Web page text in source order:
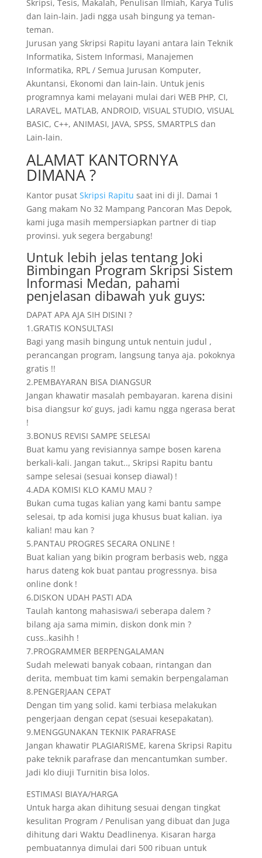
Skripsi, Tesis, Makalah, Penulisan Ilmiah, Karya Tulis
dan lain-lain. Jadi ngga usah bingung ya teman-
teman.
Jurusan yang Skripsi Rapitu layani antara lain Teknik
Informatika, Sistem Informasi, Manajemen
Informatika, RPL / Semua Jurusan Komputer,
Akuntansi, Ekonomi dan lain-lain. Untuk jenis
programnya kami melayani mulai dari WEB PHP, CI,
LARAVEL, MATLAB, ANDROID, VISUAL STUDIO, VISUAL
BASIC, C++, ANIMASI, JAVA, SPSS, SMARTPLS dan
Lain-lain.
ALAMAT KANTORNYA
DIMANA ?
Kantor pusat Skripsi Rapitu saat ini di jl. Damai 1
Gang makam No 32 Mampang Pancoran Mas Depok,
kami juga masih mempersiapkan partner di tiap
provinsi. yuk segera bergabung!
Untuk lebih jelas tentang Joki
Bimbingan Program Skripsi Sistem
Informasi Medan, pahami
penjelasan dibawah yuk guys:
DAPAT APA AJA SIH DISINI ?
1.GRATIS KONSULTASI
Bagi yang masih bingung untuk nentuin judul ,
perancangan program, langsung tanya aja. pokoknya
gratis !!
2.PEMBAYARAN BISA DIANGSUR
Jangan khawatir masalah pembayaran. karena disini
bisa diangsur ko’ guys, jadi kamu ngga ngerasa berat
!
3.BONUS REVISI SAMPE SELESAI
Buat kamu yang revisiannya sampe bosen karena
berkali-kali. Jangan takut.., Skripsi Rapitu bantu
sampe selesai (sesuai konsep diawal) !
4.ADA KOMISI KLO KAMU MAU ?
Bukan cuma tugas kalian yang kami bantu sampe
selesai, tp ada komisi juga khusus buat kalian. iya
kalian! mau kan ?
5.PANTAU PROGRES SECARA ONLINE !
Buat kalian yang bikin program berbasis web, ngga
harus dateng kok buat pantau progressnya. bisa
online donk !
6.DISKON UDAH PASTI ADA
Taulah kantong mahasiswa/i seberapa dalem ?
bilang aja sama mimin, diskon donk min ?
cuss..kasihh !
7.PROGRAMMER BERPENGALAMAN
Sudah melewati banyak cobaan, rintangan dan
derita, membuat tim kami semakin berpengalaman
8.PENGERJAAN CEPAT
Dengan tim yang solid. kami terbiasa melakukan
pengerjaan dengan cepat (sesuai kesepakatan).
9.MENGGUNAKAN TEKNIK PARAFRASE
Jangan khawatir PLAGIARISME, karena Skripsi Rapitu
pake teknik parafrase dan mencantumkan sumber.
Jadi klo diuji Turnitin bisa lolos.
ESTIMASI BIAYA/HARGA
Untuk harga akan dihitung sesuai dengan tingkat
kesulitan Program / Penulisan yang dibuat dan Juga
dihitung dari Waktu Deadlinenya. Kisaran harga
pembuatannya dimulai dari 500 ribuan untuk